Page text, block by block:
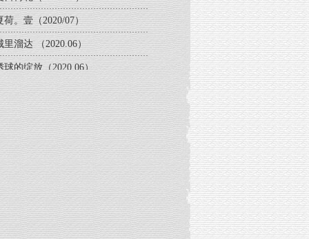
荷。壹（2020/07）
里溜达 （2020.06）
球的绽放（2020.06）
花 (2020.03)
口罩的日子(2020.03)
子里的花花草草 （2019.12）
河直街随走(2018.12)
柳巷漫步(201810)
们的魔都一日游(2018.10)